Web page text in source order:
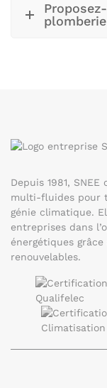
Depuis 1981,
multi-fluides pour
génie climatique.
entreprises dans
énergétiques
renouvelables.